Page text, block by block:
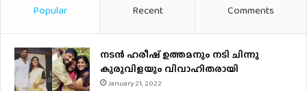
Popular Recent Comments
നടന്‍ ഹരീഷ് ഉത്തമനും നടി ചിന്നു
കുരുവിളയും വിവാഹിതരായി
January 21, 2022